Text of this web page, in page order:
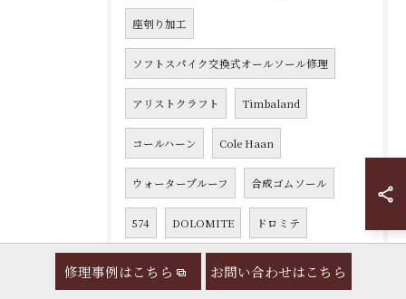
座刳り加工
ソフトスパイク交換式オールソール修理
アリストクラフト Timbaland
コールハーン Cole Haan
ウォータープルーフ 合成ゴムソール
574 DOLOMITE ドロミテ
コルチナ
修理事例はこちら お問い合わせはこちら